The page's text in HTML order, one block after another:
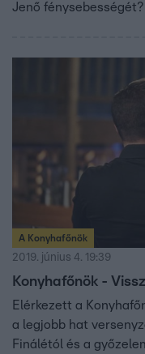
Jenő fénysebességét?
A Konyhafőnök
2019. június 4. 19:39
Konyhafőnök -
Elérkezett a
a legjobb hat
Finálétól és a